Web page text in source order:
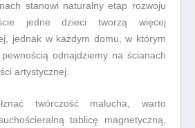
stanowi naturalny etap rozwoju
jedne dzieci tworzą więcej
jednak w każdym domu, w którym
odnajdziemy na ścianach
artystycznej.
twórczość malucha, warto
tablicę magnetyczną,